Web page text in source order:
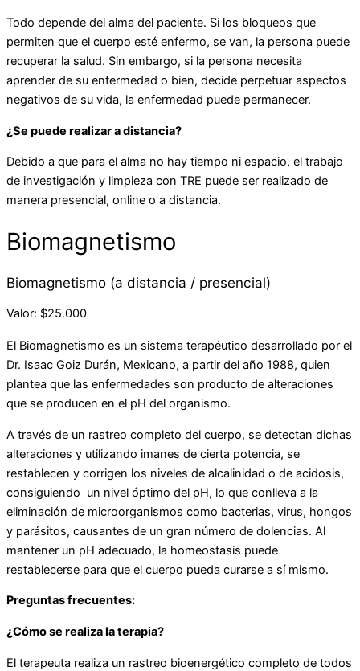
Todo depende del alma del paciente. Si los bloqueos que
permiten que el cuerpo esté enfermo, se van, la persona puede
recuperar la salud. Sin embargo, si la persona necesita
aprender de su enfermedad o bien, decide perpetuar aspectos
negativos de su vida, la enfermedad puede permanecer.
¿Se puede realizar a distancia?
Debido a que para el alma no hay tiempo ni espacio, el trabajo
de investigación y limpieza con TRE puede ser realizado de
manera presencial, online o a distancia.
Biomagnetismo
Biomagnetismo (a distancia / presencial)
Valor: $25.000
El Biomagnetismo es un sistema terapéutico desarrollado por el
Dr. Isaac Goiz Durán, Mexicano, a partir del año 1988, quien
plantea que las enfermedades son producto de alteraciones
que se producen en el pH del organismo.
A través de un rastreo completo del cuerpo, se detectan dichas
alteraciones y utilizando imanes de cierta potencia, se
restablecen y corrigen los niveles de alcalinidad o de acidosis,
consiguiendo un nivel óptimo del pH, lo que conlleva a la
eliminación de microorganismos como bacterias, virus, hongos
y parásitos, causantes de un gran número de dolencias. Al
mantener un pH adecuado, la homeostasis puede
restablecerse para que el cuerpo pueda curarse a sí mismo.
Preguntas frecuentes:
¿Cómo se realiza la terapia?
El terapeuta realiza un rastreo bioenergético completo de todos